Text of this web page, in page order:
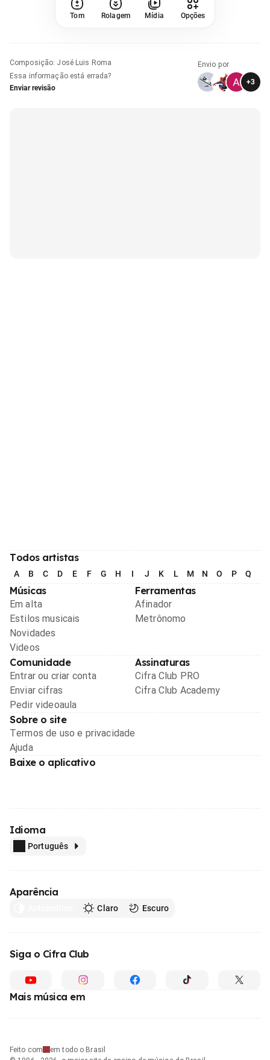
Tom Rolagem Mídia Opções
Composição: José Luis Roma
Essa informação está errada?
Enviar revisão
Envio por
+3
Todos artistas
A B C D E F G H I J K L M N O P Q
Músicas
Em alta
Estilos musicais
Novidades
Videos
Ferramentas
Afinador
Metrônomo
Comunidade
Entrar ou criar conta
Enviar cifras
Pedir videoaula
Assinaturas
Cifra Club PRO
Cifra Club Academy
Sobre o site
Termos de uso e privacidade
Ajuda
Baixe o aplicativo
Idioma
Português
Aparência
Claro Escuro
Siga o Cifra Club
Mais música em
Feito com
em todo o Brasil